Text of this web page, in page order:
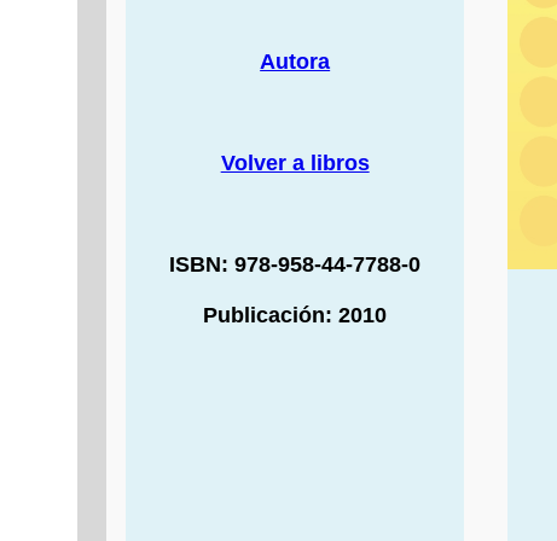
Autora
Volver a libros
ISBN: 978-958-44-7788-0
Publicación: 2010